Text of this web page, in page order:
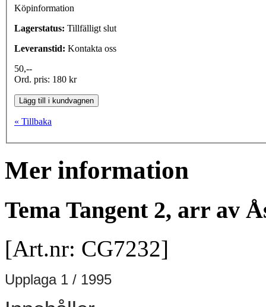
Köpinformation
Lagerstatus: Tillfälligt slut
Leveranstid: Kontakta oss
50,--
Ord. pris: 180 kr
Lägg till i kundvagnen
« Tillbaka
Mer information
Tema Tangent 2, arr av
[Art.nr: CG7232]
Upplaga 1 / 1995